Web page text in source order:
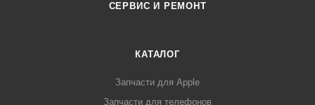
СЕРВИС И РЕМОНТ
КАТАЛОГ
Запчасти для Apple
Запчасти для телефонов